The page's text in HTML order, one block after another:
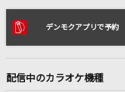
リアルタイム
デンモクアプリで予約
配信中のカラオケ機種